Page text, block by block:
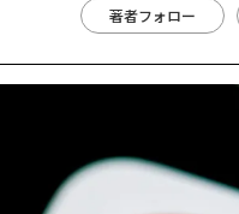
著者フォロー